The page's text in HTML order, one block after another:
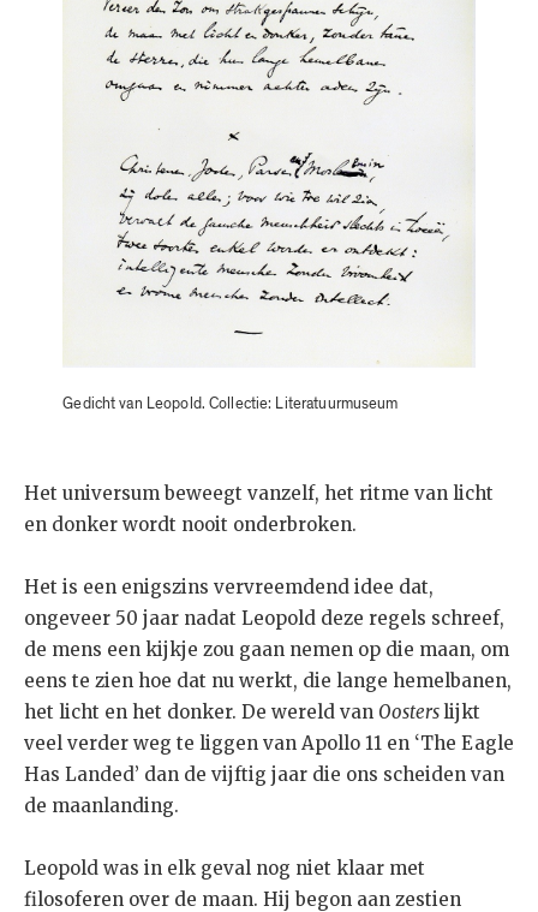
Gedicht van Leopold. Collectie: Literatuurmuseum
Het universum beweegt vanzelf, het ritme van licht
en donker wordt nooit onderbroken.
Het is een enigszins vervreemdend idee dat,
ongeveer 50 jaar nadat Leopold deze regels schreef,
de mens een kijkje zou gaan nemen op die maan, om
eens te zien hoe dat nu werkt, die lange hemelbanen,
het licht en het donker. De wereld van Oosterslijkt
veel verder weg te liggen van Apollo 11 en ‘The Eagle
Has Landed’ dan de vijftig jaar die ons scheiden van
de maanlanding.
Leopold was in elk geval nog niet klaar met
filosoferen over de maan. Hij begon aan zestien